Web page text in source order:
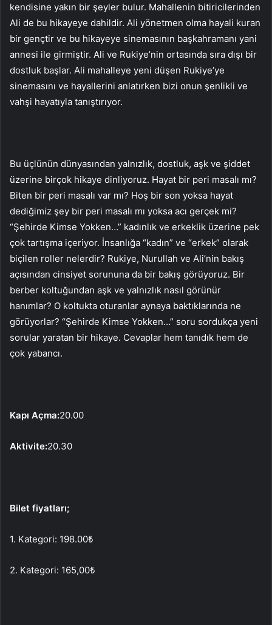
kendisine yakın bir şeyler bulur. Mahallenin bitiricilerinden
Ali de bu hikayeye dahildir. Ali yönetmen olma hayali kuran
bir gençtir ve bu hikayeye sinemasının başkahramanı yani
annesi ile girmiştir. Ali ve Rukiye’nin ortasında sıra dışı bir
dostluk başlar. Ali mahalleye yeni düşen Rukiye’ye
sinemasını ve hayallerini anlatırken bizi onun şenlikli ve
vahşi hayatıyla tanıştırıyor.
Bu üçlünün dünyasından yalnızlık, dostluk, aşk ve şiddet
üzerine birçok hikaye dinliyoruz. Hayat bir peri masalı mı?
Biten bir peri masalı var mı? Hoş bir son yoksa hayat
dediğimiz şey bir peri masalı mı yoksa acı gerçek mi?
“Şehirde Kimse Yokken…” kadınlık ve erkeklik üzerine pek
çok tartışma içeriyor. İnsanlığa “kadın” ve “erkek” olarak
biçilen roller nelerdir? Rukiye, Nurullah ve Ali’nin bakış
açısından cinsiyet sorununa da bir bakış görüyoruz. Bir
berber koltuğundan aşk ve yalnızlık nasıl görünür
hanımlar? O koltukta oturanlar aynaya baktıklarında ne
görüyorlar? “Şehirde Kimse Yokken…” soru sordukça yeni
sorular yaratan bir hikaye. Cevaplar hem tanıdık hem de
çok yabancı.
Kapı Açma:20.00
Aktivite:20.30
Bilet fiyatları;
1. Kategori: 198.00₺
2. Kategori: 165,00₺